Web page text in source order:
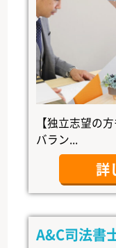
【独立志望の
バラン...
詳
A&C司法書